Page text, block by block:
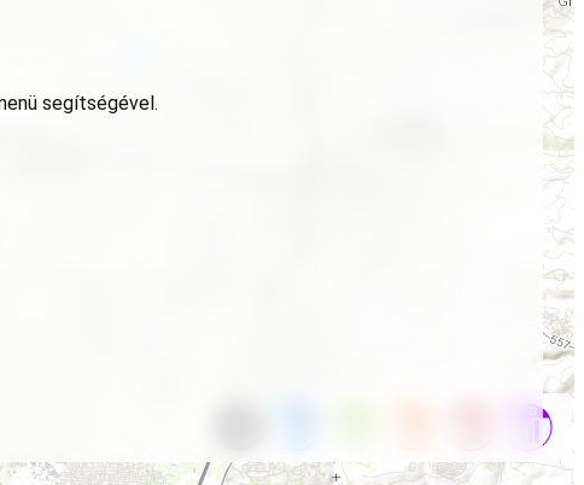
segítségével.